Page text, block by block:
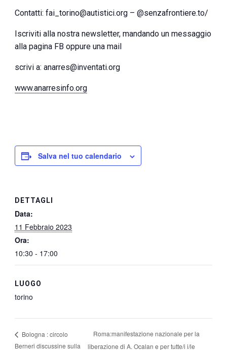
Contatti: fai_torino@autistici.org – @senzafrontiere.to/
Iscriviti alla nostra newsletter, mandando un messaggio
alla pagina FB oppure una mail
scrivi a: anarres@inventati.org
www.anarresinfo.org
Salva nel tuo calendario
DETTAGLI
Data:
11 Febbraio 2023
Ora:
10:30 - 17:00
LUOGO
torino
Bologna : circolo
Berneri discussine sulla
Roma:manifestazione nazionale per la
liberazione di A. Ocalan e per tutte/i i/le